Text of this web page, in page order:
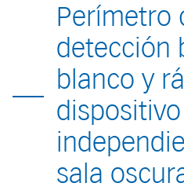
Perímetro
detección
blanco y
sala